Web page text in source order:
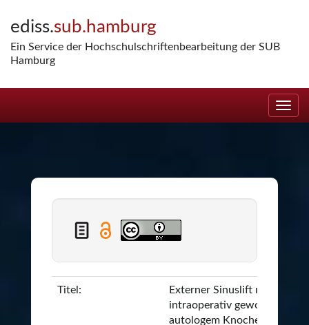
navigation
ediss.sub.hamburg
Ein Service der Hochschulschriftenbearbeitung der SUB
Hamburg
Titel:
Externer Sinuslift mit
intraoperativ gewonnenem
autologem Knochen und A-